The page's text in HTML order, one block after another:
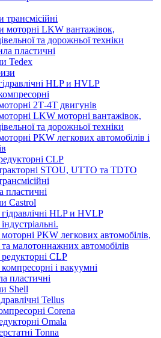
моторні LKW вантажівок,
та дорожньої техніки
пластичні
Tedex
HLP и HVLP
2Т-4Т двигунів
LKW моторні вантажівок,
та дорожньої техніки
PKW легкових автомобілів і
CLP
STOU, UTTO та TDTO
пластичні
Castrol
HLP и HVLP
PKW легкових автомобілів,
та малотоннажних автомобілів
CLP
і вакуумні
пластичні
Shell
Tellus
Corena
Omala
Tonna